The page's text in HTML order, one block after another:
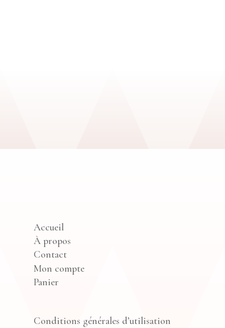
Accueil
À propos
Contact
Mon compte
Panier
Conditions générales d’utilisation